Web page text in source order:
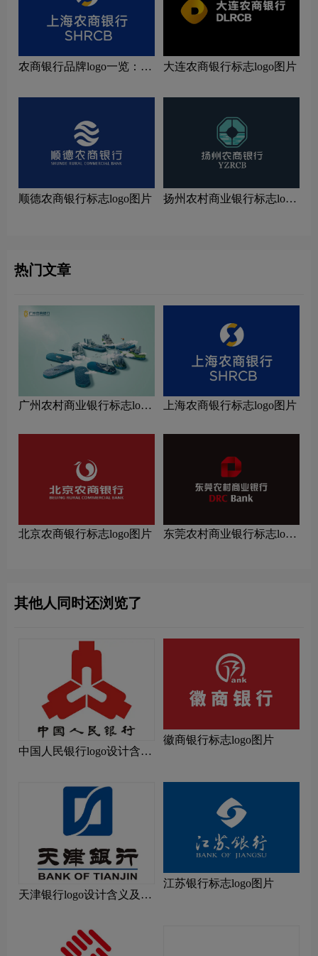
农商银行品牌logo一览：探
大连农商银行标志logo图片
顺德农商银行标志logo图片
扬州农村商业银行标志logo
热门文章
广州农村商业银行标志logo
上海农商银行标志logo图片
北京农商银行标志logo图片
东莞农村商业银行标志logo
其他人同时还浏览了
中国人民银行logo设计含义
徽商银行标志logo图片
天津银行logo设计含义及设
江苏银行标志logo图片